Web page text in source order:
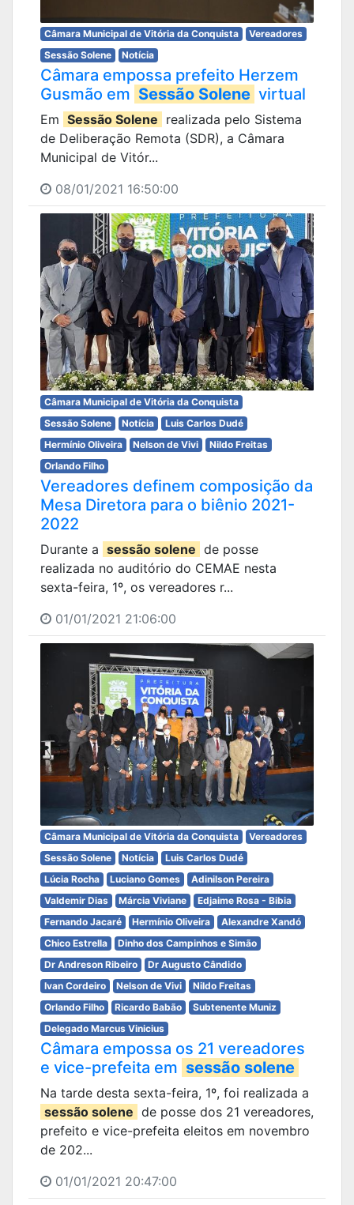
Câmara Municipal de Vitória da Conquista
Vereadores
Sessão Solene
Notícia
Câmara empossa prefeito Herzem
Gusmão em Sessão Solene virtual
Em Sessão Solene realizada pelo Sistema
de Deliberação Remota (SDR), a Câmara
Municipal de Vitór...
08/01/2021 16:50:00
Câmara Municipal de Vitória da Conquista
Sessão Solene
Notícia
Luis Carlos Dudé
Hermínio Oliveira
Nelson de Vivi
Nildo Freitas
Orlando Filho
Vereadores definem composição da
Mesa Diretora para o biênio 2021-
2022
Durante a sessão solene de posse
realizada no auditório do CEMAE nesta
sexta-feira, 1º, os vereadores r...
01/01/2021 21:06:00
Câmara Municipal de Vitória da Conquista
Vereadores
Sessão Solene
Notícia
Luis Carlos Dudé
Lúcia Rocha
Luciano Gomes
Adinilson Pereira
Valdemir Dias
Márcia Viviane
Edjaime Rosa - Bibia
Fernando Jacaré
Hermínio Oliveira
Alexandre Xandó
Chico Estrella
Dinho dos Campinhos e Simão
Dr Andreson Ribeiro
Dr Augusto Cândido
Ivan Cordeiro
Nelson de Vivi
Nildo Freitas
Orlando Filho
Ricardo Babão
Subtenente Muniz
Delegado Marcus Vinicius
Câmara empossa os 21 vereadores
e vice-prefeita em sessão solene
Na tarde desta sexta-feira, 1º, foi realizada a
sessão solene de posse dos 21 vereadores,
prefeito e vice-prefeita eleitos em novembro
de 202...
01/01/2021 20:47:00